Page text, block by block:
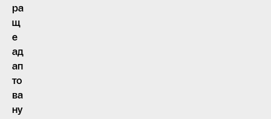
ра
щ
е
ад
ап
то
ва
ну